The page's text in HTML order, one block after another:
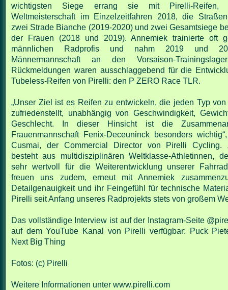
wichtigsten Siege errang sie mit Pirelli-Reifen,
Weltmeisterschaft im Einzelzeitfahren 2018, die
zwei Strade Bianche (2019-2020) und zwei Gesamtsiege
der Frauen (2018 und 2019).Annemiek trainierte oft
männlichen Radprofis und nahm 2019 und
Männermannschaft an den Vorsaison-
Rückmeldungen waren ausschlaggebend für die
Tubeless-Reifen von Pirelli: den P ZERO Race TLR.
„Unser Ziel ist es Reifen zu entwickeln, die jeden Typ
zufriedenstellt, unabhängig von Geschwindigkeit,
Geschlecht. In dieser Hinsicht ist die
Frauenmannschaft Fenix-Deceuninck besonders
Cusmai, der Commercial Director von Pirelli Cycling.
besteht aus multidisziplinären Weltklasse-Athletinnen,
sehr wertvoll für die Weiterentwicklung unserer
freuen uns zudem, erneut mit Annemiek
Detailgenauigkeit und ihr Feingefühl für technische
Pirelli seit Anfang unseres Radprojekts stets von großem
Das vollständige Interview ist auf der Instagram-Seite
auf dem YouTube Kanal von Pirelli verfügbar:
Puck
Next Big Thing
Fotos: (c) Pirelli
Weitere Informationen unter www.pirelli.com